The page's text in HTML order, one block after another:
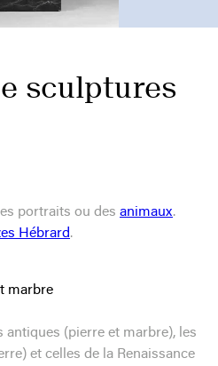
sculptures
portraits ou des animaux.
Hébrard.
marbre
(pierre et marbre), les
et celles de la Renaissance